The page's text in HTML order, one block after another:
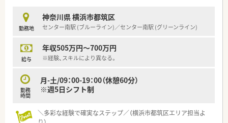
があるのも特徴です
勤務地
神奈川県 横浜市都筑区
センター南駅 (ブルーライン)／センター南駅 (グリーンライン)
給与
年収505万円～700万円
※経験、スキルにより異なる。
勤務
時間
月-土/09：00-19：00（休憩60分）
※週5日シフト制
＼多彩な経験で確実なステップ／（横浜市都筑区エリア担当よ